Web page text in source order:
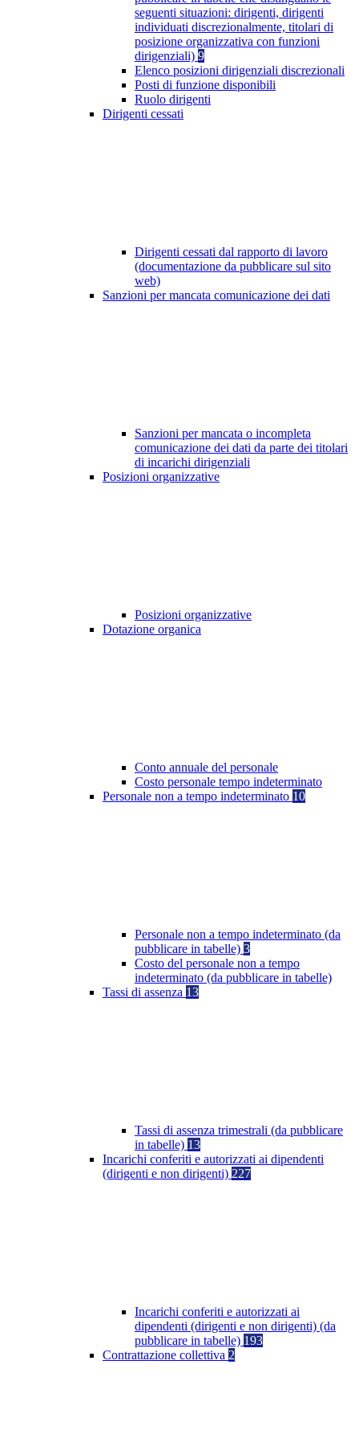
seguenti situazioni: dirigenti, dirigenti
individuati discrezionalmente, titolari di
posizione organizzativa con funzioni
dirigenziali) 9
Elenco posizioni dirigenziali discrezionali
Posti di funzione disponibili
Ruolo dirigenti
Dirigenti cessati
Dirigenti cessati dal rapporto di lavoro
(documentazione da pubblicare sul sito
web)
Sanzioni per mancata comunicazione dei dati
Sanzioni per mancata o incompleta
comunicazione dei dati da parte dei titolari
di incarichi dirigenziali
Posizioni organizzative
Posizioni organizzative
Dotazione organica
Conto annuale del personale
Costo personale tempo indeterminato
Personale non a tempo indeterminato 10
Personale non a tempo indeterminato (da
pubblicare in tabelle) 3
Costo del personale non a tempo
indeterminato (da pubblicare in tabelle)
Tassi di assenza 13
Tassi di assenza trimestrali (da pubblicare
in tabelle) 13
Incarichi conferiti e autorizzati ai dipendenti
(dirigenti e non dirigenti) 227
Incarichi conferiti e autorizzati ai
dipendenti (dirigenti e non dirigenti) (da
pubblicare in tabelle) 193
Contrattazione collettiva 2